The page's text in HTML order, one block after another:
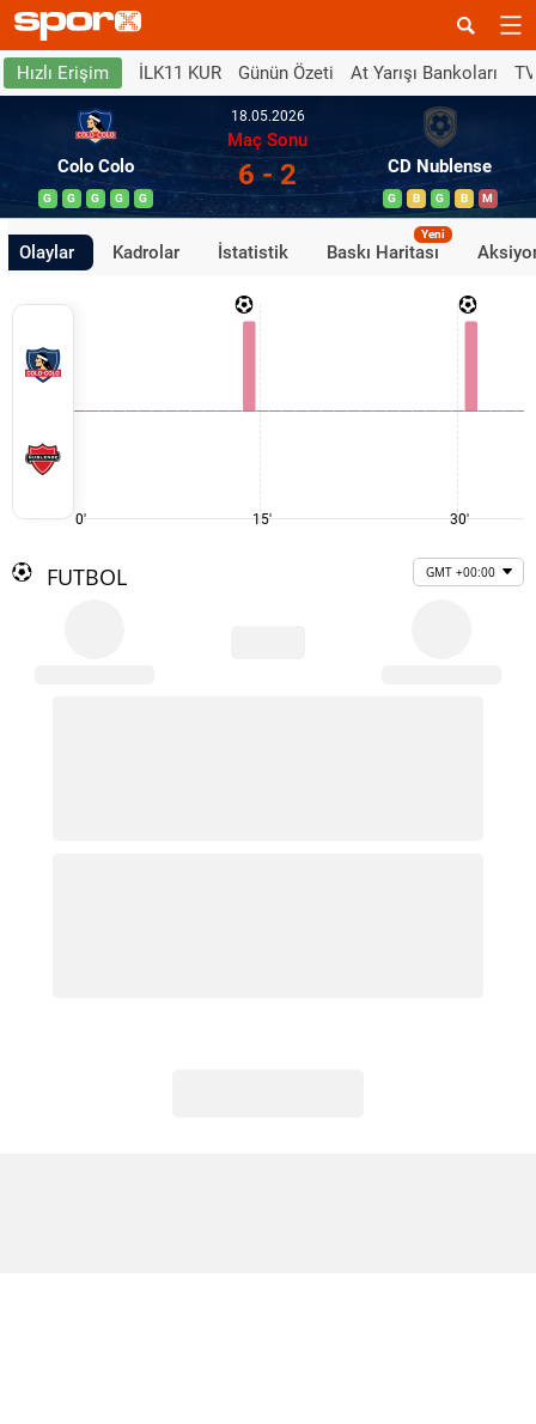
Hızlı Erişim İLK11 KUR Günün Özeti At Yarışı Bankoları
Colo Colo
G G G G G
18.05.2026
Maç Sonu
6 - 2 CD Nublense
G B G B M
Olaylar Kadrolar İstatistik Baskı Haritası
Yeni
0' 15' 30'
FUTBOL GMT +00:00